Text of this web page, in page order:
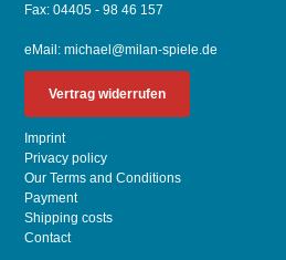
Fax: 04405 - 98 46 157
eMail:michael@milan-spiele.de
Vertrag widerrufen
Imprint
Privacy policy
Our Terms and Conditions
Payment
Shipping costs
Contact